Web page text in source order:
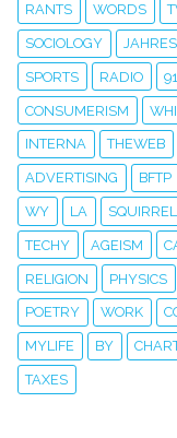
RANTS WORDS
SOCIOLOGY
SPORTS RADIO
CONSUMERISM
INTERNA THEWEB
ADVERTISING BFTP
WY LA
TECHY AGEISM
RELIGION PHYSICS
POETRY WORK
MYLIFE BY
TAXES